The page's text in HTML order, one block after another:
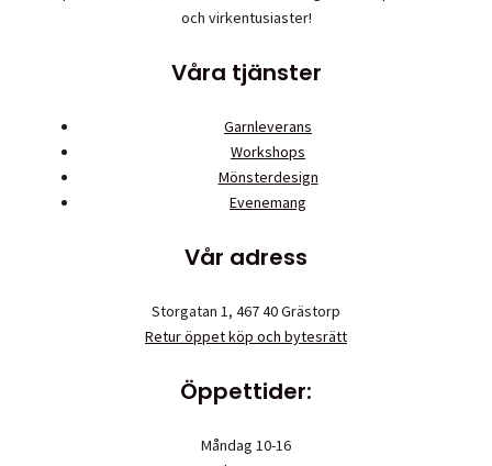
och virkentusiaster!
Våra tjänster
Garnleverans
Workshops
Mönsterdesign
Evenemang
Vår adress
Storgatan 1, 467 40 Grästorp
Retur öppet köp och bytesrätt
Öppettider:
Måndag 10-16